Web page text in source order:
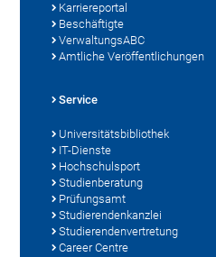
Karriereportal
Beschäftigte
VerwaltungsABC
Amtliche Veröffentlichungen
Service
Universitätsbibliothek
IT-Dienste
Hochschulsport
Studienberatung
Prüfungsamt
Studierendenkanzlei
Studierendenvertretung
Career Centre